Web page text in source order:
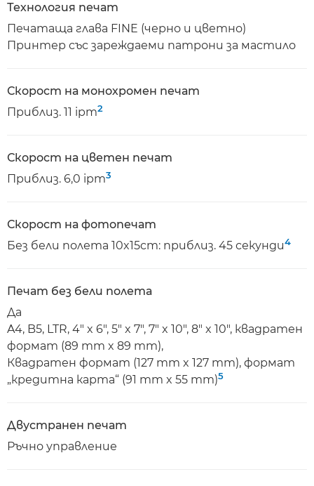
Технология печат
Печатаща глава FINE (черно и цветно)
Принтер със зареждаеми патрони за мастило
Скорост на монохромен печат
Приблиз. 11 ipm2
Скорост на цветен печат
Приблиз. 6,0 ipm3
Скорост на фотопечат
Без бели полета 10x15cm: приблиз. 45 секунди4
Печат без бели полета
Да
A4, B5, LTR, 4" x 6", 5" x 7", 7" x 10", 8" x 10", квадратен
формат (89 mm x 89 mm),
Квадратен формат (127 mm x 127 mm), формат
„кредитна карта“ (91 mm x 55 mm)5
Двустранен печат
Ръчно управление